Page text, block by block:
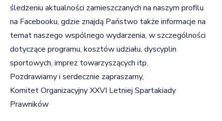
śledzeniu aktualności zamieszczanych na naszym profilu
na Facebooku, gdzie znajdą Państwo także informacje na
temat naszego wspólnego wydarzenia, w szczególności
dotyczące programu, kosztów udziału, dyscyplin
sportowych, imprez towarzyszących itp.
Pozdrawiamy i serdecznie zapraszamy,
Komitet Organizacyjny XXVI Letniej Spartakiady
Prawników